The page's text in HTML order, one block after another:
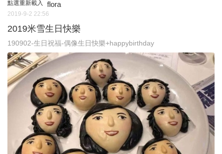
點選重新載入 flora
2019-9-2 22:56
2019米雪生日快樂
190902-生日祝福-偶像生日快樂+happybirthday